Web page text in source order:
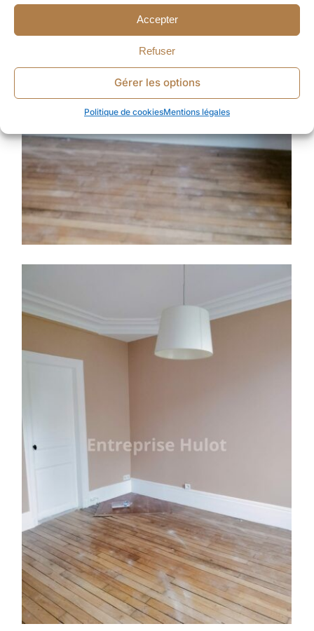
Accepter
Refuser
Gérer les options
Politique de cookiesMentions légales